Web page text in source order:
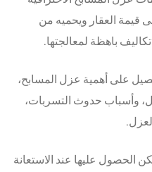
قيمة العقار ويحميه من
باهظة لمعالجتها.
على أهمية عزل المسابح،
وأسباب حدوث التسربات،
الحصول عليها عند الاستعانة